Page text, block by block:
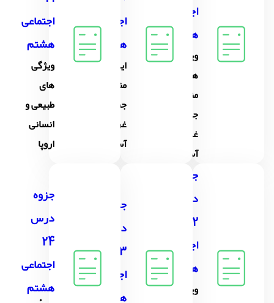
اجتماعی
هشتم
ویژگی
های
منطقهٔ
جنوب
غربی
آسیا
اجتماعی
هشتم
ایران و
منطقهٔ
جنوب
غربی
آسیا
اجتماعی
هشتم
ویژگی
های
طبیعی و
انسانی
اروپا
جزوه
درس
22
اجتماعی
هشتم
ویژگی
جزوه
درس
23
اجتماعی
هشتم
جزوه
درس
24
اجتماعی
هشتم